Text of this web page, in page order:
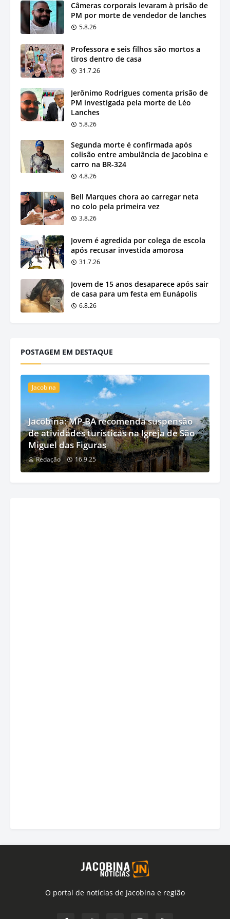
Câmeras corporais levaram à prisão de
PM por morte de vendedor de lanches
5.8.26
Professora e seis filhos são mortos a
tiros dentro de casa
31.7.26
Jerônimo Rodrigues comenta prisão de
PM investigada pela morte de Léo
Lanches
5.8.26
Segunda morte é confirmada após
colisão entre ambulância de Jacobina e
carro na BR-324
4.8.26
Bell Marques chora ao carregar neta
no colo pela primeira vez
3.8.26
Jovem é agredida por colega de escola
após recusar investida amorosa
31.7.26
Jovem de 15 anos desaparece após sair
de casa para um festa em Eunápolis
6.8.26
POSTAGEM EM DESTAQUE
Jacobina
Jacobina: MP-BA recomenda suspensão
de atividades turísticas na Igreja de São
Miguel das Figuras
Redação 16.9.25
O portal de notícias de Jacobina e região